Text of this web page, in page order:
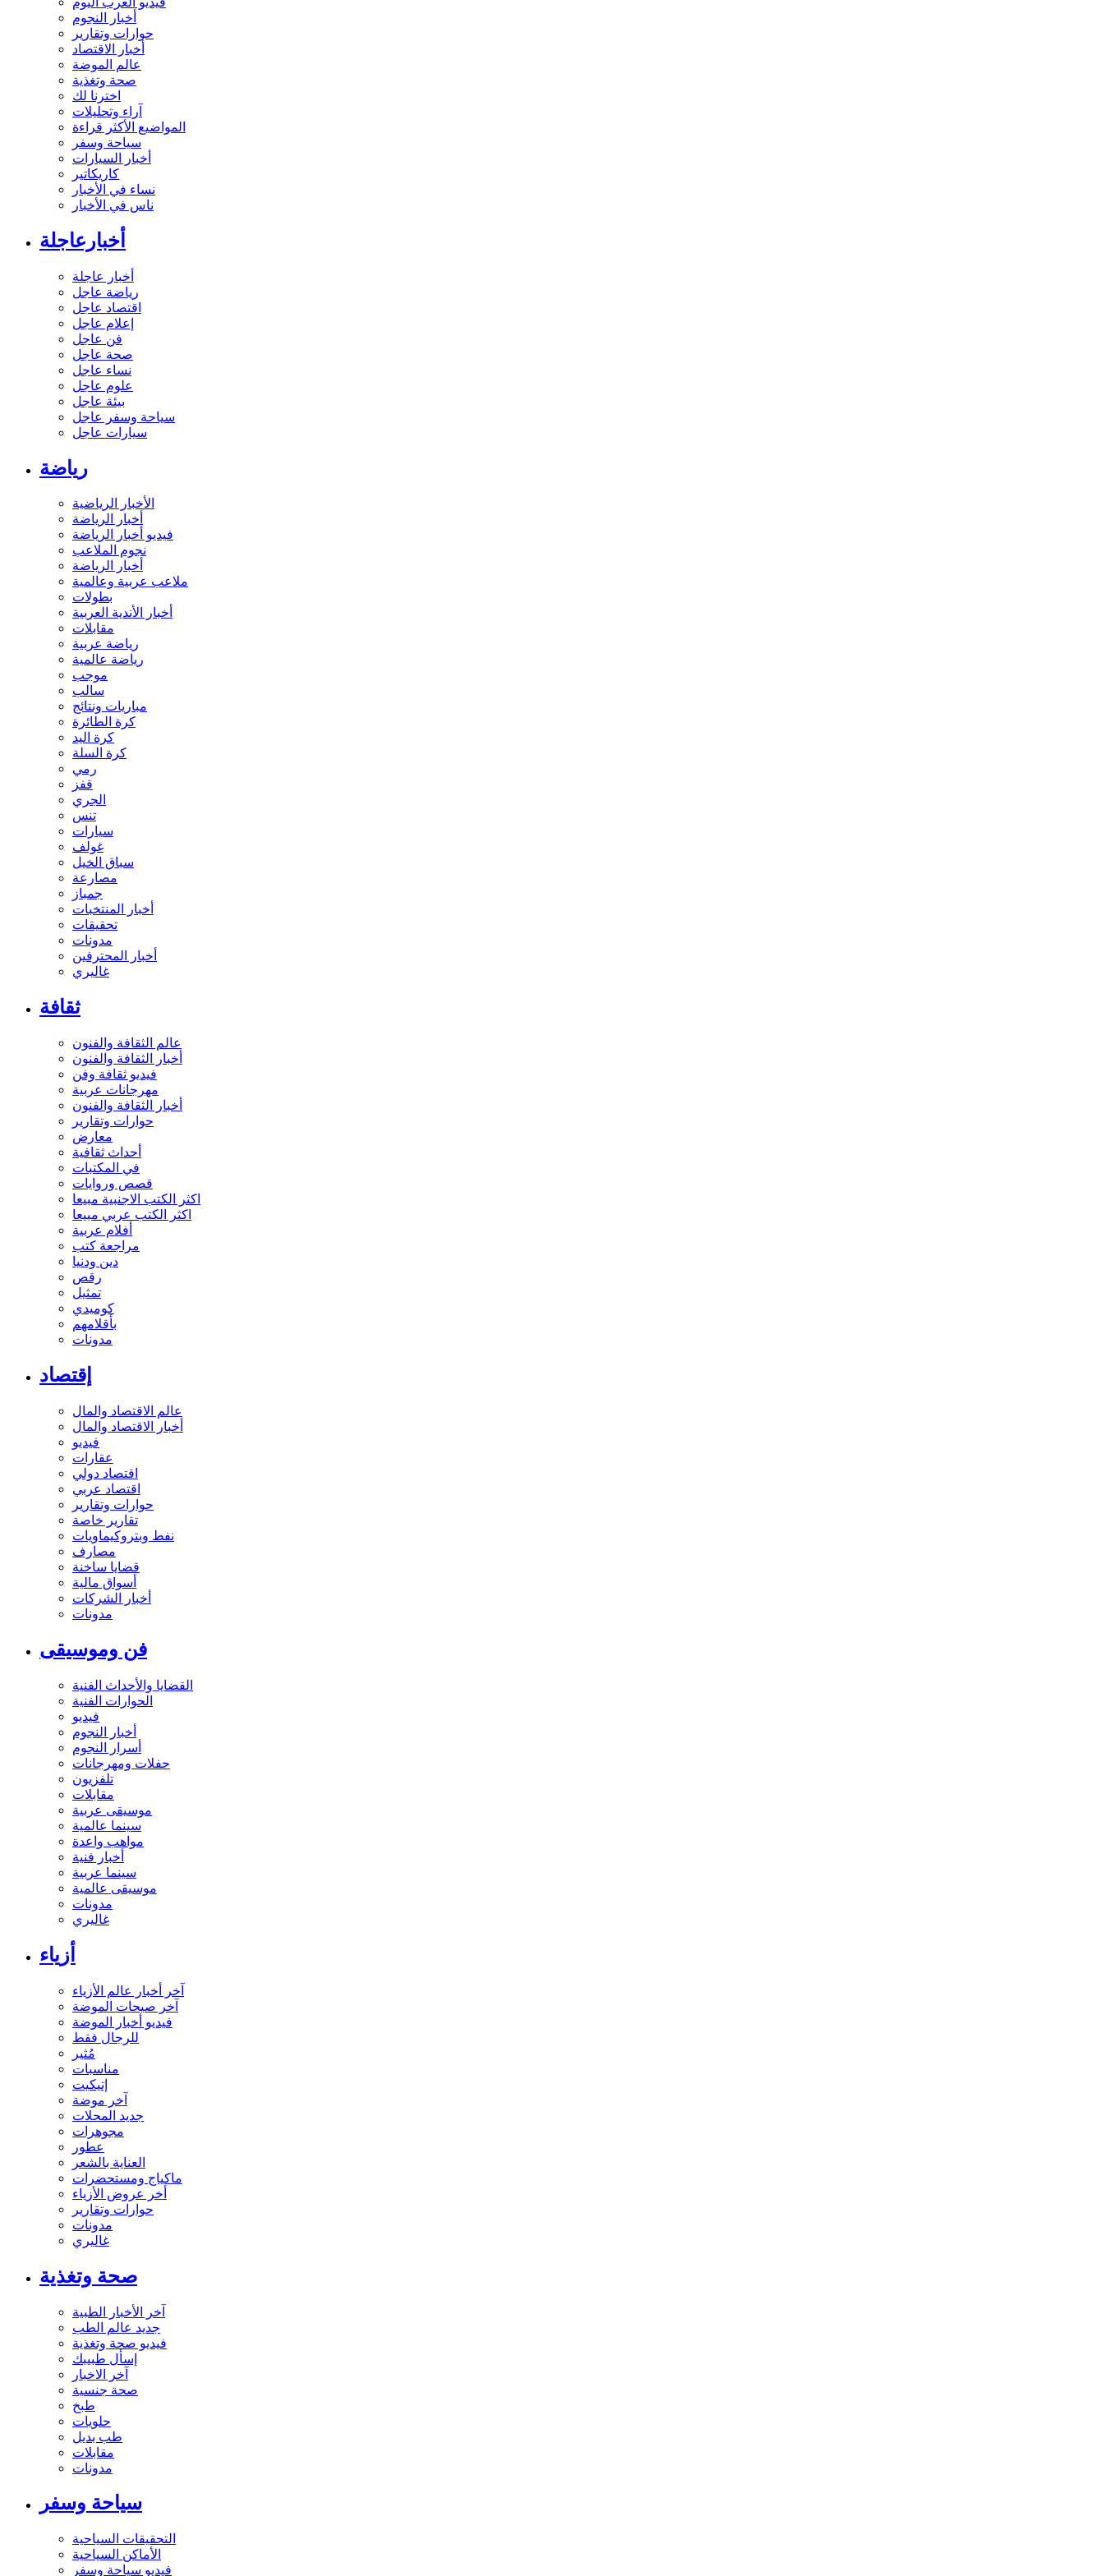
أخبار النجوم
حوارات وتقارير
أخبار الاقتصاد
عالم الموضة
صحة وتغذية
اخترنا لك
آراء وتحليلات
المواضيع الأكثر قراءة
سياحة وسفر
أخبار السيارات
كاريكاتير
نساء في الأخبار
ناس في الأخبار
أخبارعاجلة
أخبار عاجلة
رياضة عاجل
اقتصاد عاجل
إعلام عاجل
فن عاجل
صحة عاجل
نساء عاجل
علوم عاجل
بيئة عاجل
سياحة وسفر عاجل
سيارات عاجل
رياضة
الأخبار الرياضية
أخبار الرياضة
فيديو أخبار الرياضة
نجوم الملاعب
أخبار الرياضة
ملاعب عربية وعالمية
بطولات
أخبار الأندية العربية
مقابلات
رياضة عربية
رياضة عالمية
موجب
سالب
مباريات ونتائج
كرة الطائرة
كرة اليد
كرة السلة
رمي
قفز
الجري
تنس
سيارات
غولف
سباق الخيل
مصارعة
جمباز
أخبار المنتخبات
تحقيقات
مدونات
أخبار المحترفين
غاليري
ثقافة
عالم الثقافة والفنون
أخبار الثقافة والفنون
فيديو ثقافة وفن
مهرجانات عربية
أخبار الثقافة والفنون
حوارات وتقارير
معارض
أحداث ثقافية
في المكتبات
قصص وروايات
اكثر الكتب الاجنبية مبيعا
اكثر الكتب عربي مبيعا
أفلام عربية
مراجعة كتب
دين ودنيا
رقص
تمثيل
كوميدي
بأقلامهم
مدونات
إقتصاد
عالم الاقتصاد والمال
أخبار الاقتصاد والمال
فيديو
عقارات
اقتصاد دولي
اقتصاد عربي
حوارات وتقارير
تقارير خاصة
نفط وبتروكيماويات
مصارف
قضايا ساخنة
أسواق مالية
أخبار الشركات
مدونات
فن وموسيقى
القضايا والأحداث الفنية
الحوارات الفنية
فيديو
أخبار النجوم
أسرار النجوم
حفلات ومهرجانات
تلفزيون
مقابلات
موسيقى عربية
سينما عالمية
مواهب واعدة
أخبار فنية
سينما عربية
موسيقى عالمية
مدونات
غاليري
أزياء
آخر أخبار عالم الأزياء
آخر صيحات الموضة
فيديو أخبار الموضة
للرجال فقط
مُثير
مناسبات
إتيكيت
آخر موضة
جديد المحلات
مجوهرات
عطور
العناية بالشعر
ماكياج ومستحضرات
أخر عروض الأزياء
حوارات وتقارير
مدونات
غاليري
صحة وتغذية
آخر الأخبار الطبية
جديد عالم الطب
فيديو صحة وتغذية
إسأل طبيبك
آخر الاخبار
صحة جنسية
طبخ
حلويات
طب بديل
مقابلات
مدونات
سياحة وسفر
التحقيقات السياحية
الأماكن السياحية
فيديو سياحة وسفر